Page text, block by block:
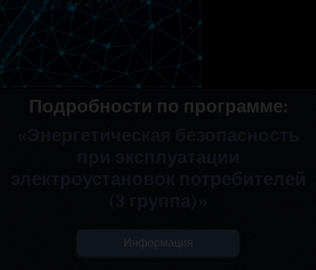
Подробности по программе:
«Энергетическая безопасность
при эксплуатации
электроустановок потребителей
(3 группа)»
Информация